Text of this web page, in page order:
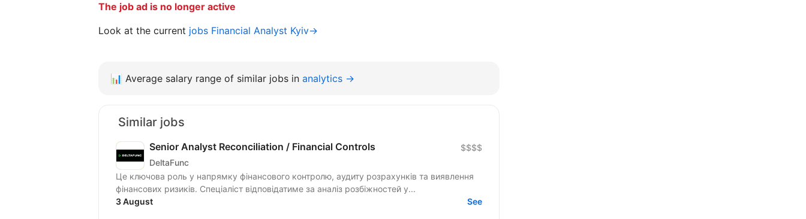
The job ad is no longer active
Look at the current jobs Financial Analyst Kyiv→
📊 Average salary range of similar jobs in analytics →
Similar jobs
Senior Analyst Reconciliation / Financial Controls
DeltaFunc
$$$$
Це ключова роль у напрямку фінансового контролю, аудиту розрахунків та виявлення
фінансових ризиків. Спеціаліст відповідатиме за аналіз розбіжностей у...
3 August
See